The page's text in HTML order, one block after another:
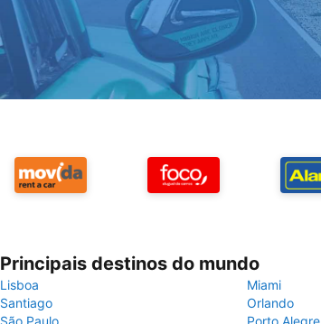
Principais destinos do mundo
Lisboa
Miami
Santiago
Orlando
São Paulo
Porto Alegre